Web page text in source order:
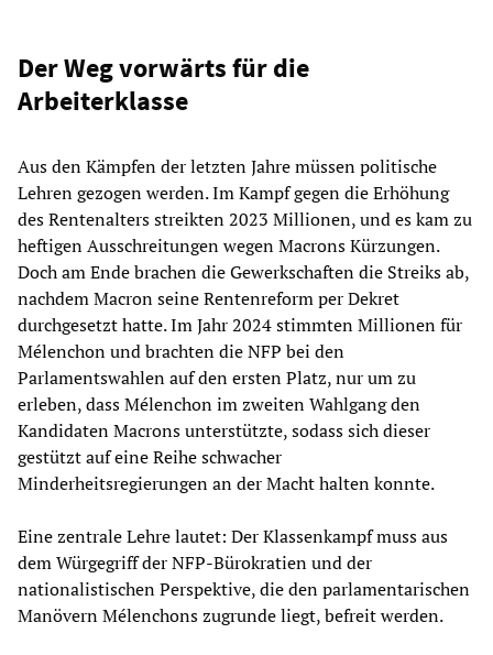
Der Weg vorwärts für die
Arbeiterklasse
Aus den Kämpfen der letzten Jahre müssen politische
Lehren gezogen werden. Im Kampf gegen die Erhöhung
des Rentenalters streikten 2023 Millionen, und es kam zu
heftigen Ausschreitungen wegen Macrons Kürzungen.
Doch am Ende brachen die Gewerkschaften die Streiks ab,
nachdem Macron seine Rentenreform per Dekret
durchgesetzt hatte. Im Jahr 2024 stimmten Millionen für
Mélenchon und brachten die NFP bei den
Parlamentswahlen auf den ersten Platz, nur um zu
erleben, dass Mélenchon im zweiten Wahlgang den
Kandidaten Macrons unterstützte, sodass sich dieser
gestützt auf eine Reihe schwacher
Minderheitsregierungen an der Macht halten konnte.
Eine zentrale Lehre lautet: Der Klassenkampf muss aus
dem Würgegriff der NFP-Bürokratien und der
nationalistischen Perspektive, die den parlamentarischen
Manövern Mélenchons zugrunde liegt, befreit werden.